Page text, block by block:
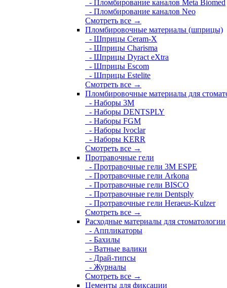
- Пломбирование каналов Meta Biomed
- Пломбирование каналов Neo
Смотреть все →
Пломбировочные материалы (шприцы)
- Шприцы Ceram-X
- Шприцы Charisma
- Шприцы Dyract eXtra
- Шприцы Escom
- Шприцы Estelite
Смотреть все →
Пломбировочные материалы для
- Наборы 3М
- Наборы DENTSPLY
- Наборы FGM
- Наборы Ivoclar
- Наборы KERR
Смотреть все →
Протравочные гели
- Протравочные гели 3М ESPE
- Протравочные гели Arkona
- Протравочные гели BISCO
- Протравочные гели Dentsply
- Протравочные гели Heraeus-Kulzer
Смотреть все →
Расходные материалы для стоматологии
- Аппликаторы
- Бахилы
- Ватные валики
- Драй-типсы
- Журналы
Смотреть все →
Цементы для фиксации